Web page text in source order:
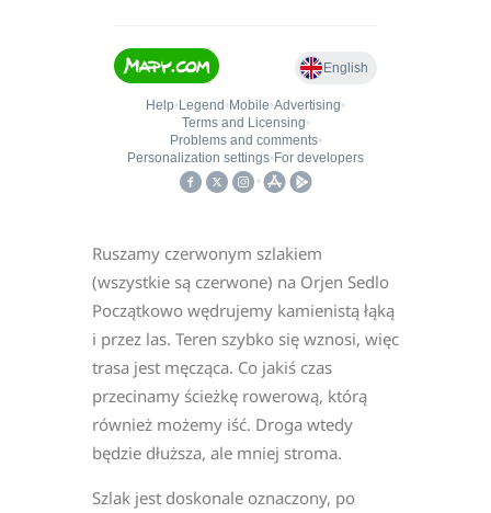
Ruszamy czerwonym szlakiem
(wszystkie są czerwone) na Orjen Sedlo
Początkowo wędrujemy kamienistą łąką
i przez las. Teren szybko się wznosi, więc
trasa jest męcząca. Co jakiś czas
przecinamy ścieżkę rowerową, którą
również możemy iść. Droga wtedy
będzie dłuższa, ale mniej stroma.
Szlak jest doskonale oznaczony, po